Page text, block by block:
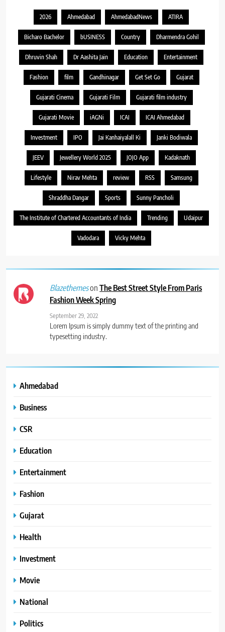
2026 Ahmedabad AhmedabadNews ATIRA
Bicharo Bachelor bUSINESS Country Dharmendra Gohil
Dhruvin Shah Dr Aashita Jain Education Entertainment
Fashion film Gandhinagar Get Set Go Gujarat
Gujarati Cinema Gujarati Film Gujarati film industry
Gujarati Movie iAGNi ICAI ICAI Ahmedabad
Investment IPO Jai Kanhaiyalall Ki Janki Bodiwala
JEEV Jewellery World 2025 JOJO App Kadaknath
Lifestyle Nirav Mehta review RSS Samsung
Shraddha Dangar Sports Sunny Pancholi
The Institute of Chartered Accountants of India Trending Udaipur
Vadodara Vicky Mehta
BlazethemesonThe Best Street Style From Paris
Fashion Week Spring
September 29, 2022
Lorem Ipsum is simply dummy text of the printing and
typesetting industry.
Ahmedabad
Business
CSR
Education
Entertainment
Fashion
Gujarat
Health
Investment
Movie
National
Politics